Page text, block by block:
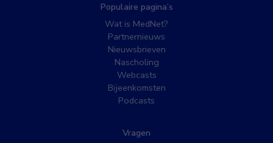
Populaire pagina’s
Wat is MedNet?
Partnernieuws
Nieuwsbrieven
Nascholing
Webcasts
Bijeenkomsten
Podcasts
Vragen